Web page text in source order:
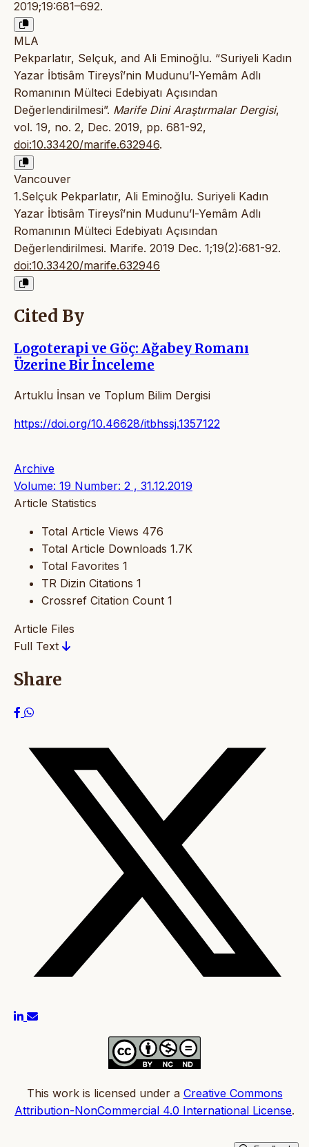
2019;19:681–692.
MLA
Pekparlatır, Selçuk, and Ali Eminoğlu. “Suriyeli Kadın
Yazar İbtisâm Tireysî’nin Mudunu’l-Yemâm Adlı
Romanının Mülteci Edebiyatı Açısından
Değerlendirilmesi”. Marife Dini Araştırmalar Dergisi,
vol. 19, no. 2, Dec. 2019, pp. 681-92,
doi:10.33420/marife.632946.
Vancouver
1.Selçuk Pekparlatır, Ali Eminoğlu. Suriyeli Kadın
Yazar İbtisâm Tireysî’nin Mudunu’l-Yemâm Adlı
Romanının Mülteci Edebiyatı Açısından
Değerlendirilmesi. Marife. 2019 Dec. 1;19(2):681-92.
doi:10.33420/marife.632946
Cited By
Logoterapi ve Göç: Ağabey Romanı
Üzerine Bir İnceleme
Artuklu İnsan ve Toplum Bilim Dergisi
https://doi.org/10.46628/itbhssj.1357122
Archive
Volume: 19 Number: 2 , 31.12.2019
Article Statistics
Total Article Views 476
Total Article Downloads 1.7K
Total Favorites 1
TR Dizin Citations 1
Crossref Citation Count 1
Article Files
Full Text
Share
This work is licensed under a Creative Commons
Attribution-NonCommercial 4.0 International License.